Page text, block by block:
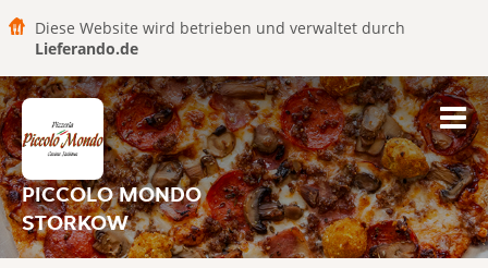
Diese Website wird betrieben und verwaltet durch
Lieferando.de
PICCOLO MONDO
STORKOW